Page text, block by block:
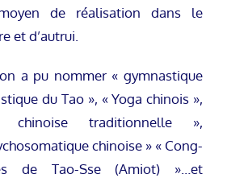
de réalisation dans le
et d’autrui.
a pu nommer « gymnastique
du Tao », « Yoga chinois »,
chinoise traditionnelle »,
chinoise » « Cong-
de Tao-Sse (Amiot) »…et